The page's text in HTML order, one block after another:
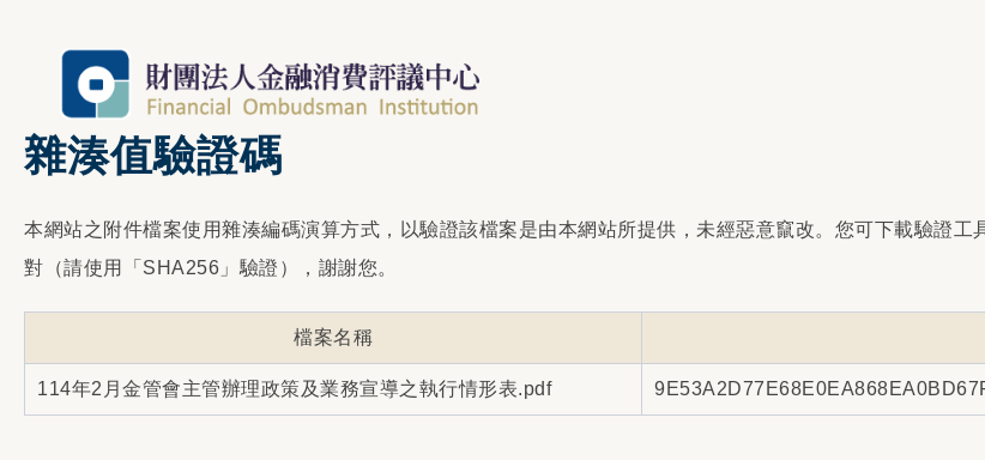
雜湊值驗證碼
本網站之附件檔案使用雜湊編碼演算方式，以驗證該檔案是由本網站所提供，未經惡意竄改。您可下載驗證
對（請使用「SHA256」驗證），謝謝您。
檔案名稱
114年2月金管會主管辦理政策及業務宣導之執行情形表.pdf